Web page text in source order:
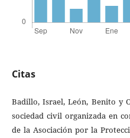
Citas
Badillo, Israel, León, Benito y
sociedad civil organizada en
de la Asociación por la